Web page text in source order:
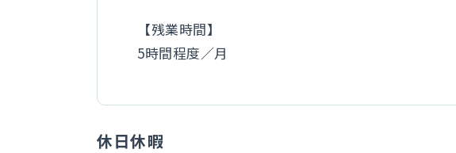
【残業時間】
5時間程度／月
休日休暇